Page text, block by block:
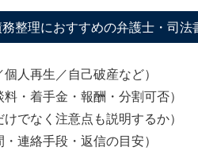
整理におすすめの弁護士・司法
人再生／自己破産など）
・着手金・報酬・分割可否）
でなく注意点も説明するか）
連絡手段・返信の目安）